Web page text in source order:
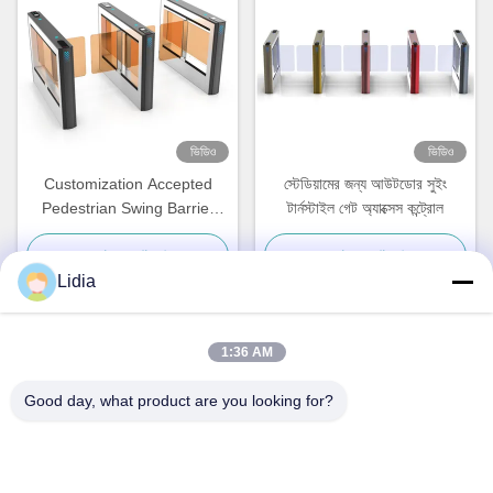
ভিডিও
Customization Accepted
Pedestrian Swing Barrier
Turnstile Of Face
Recognition
সেরা মূল্য পান
ভিডিও
স্টেডিয়ামের জন্য আউটডোর সুইং
টার্নস্টাইল গেট অ্যাক্সেস কন্ট্রোল
সেরা মূল্য পান
Lidia
1:36 AM
Good day, what product are you looking for?